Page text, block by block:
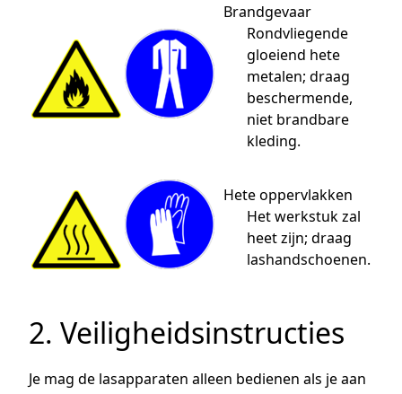
Brandgevaar
Rondvliegende
gloeiend hete
metalen; draag
beschermende,
niet brandbare
kleding.
Hete oppervlakken
Het werkstuk zal
heet zijn; draag
lashandschoenen.
2. Veiligheidsinstructies
Je mag de lasapparaten alleen bedienen als je aan